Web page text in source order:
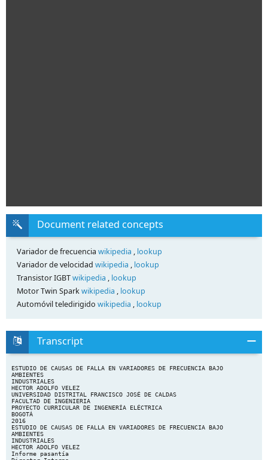
Document related concepts
Variador de frecuencia wikipedia , lookup
Variador de velocidad wikipedia , lookup
Transistor IGBTwikipedia , lookup
Motor Twin Sparkwikipedia , lookup
Automóvil teledirigido wikipedia , lookup
Transcript
ESTUDIO DE CAUSAS DE FALLA EN VARIADORES DE FRECUENCIA BAJO AMBIENTES INDUSTRIALES HECTOR ADOLFO VELEZ UNIVERSIDAD DISTRITAL FRANCISCO JOSÉ DE CALDAS FACULTAD DE INGENIERIA PROYECTO CURRICULAR DE INGENERÍA ELÉCTRICA BOGOTÁ 2016 ESTUDIO DE CAUSAS DE FALLA EN VARIADORES DE FRECUENCIA BAJO AMBIENTES INDUSTRIALES HECTOR ADOLFO VELEZ Informe pasantía Director Interno César Leonardo Trujillo Rodríguez Profesor Facultad de Ingeniería Universidad Distrital Director Externo Juan Carlos Molina Higuera FLT and Contracts Team Leader Rockwell Automation UNIVERSIDAD DISTRITAL FRANCISCO JOSÉ DE CALDAS FACULTAD DE INGENIERIA PROYECTO CURRICULAR DE INGENERÍA ELÉCTRICA BOGOTÁ 2016 INDICE 1. INTRODUCCION ..................................................................................................................................................... 5 2. ESTADO DE LA TECNICA ...................................................................................................................................... 6 3. 2.1. RECTIFICADOR DE 6 PULSOS ....................................................................................................... 7 2.2. RECTIFICADOR DE 18 PULSOS ..................................................................................................... 8 2.3. RECTIFICADOR PWM ...................................................................................................................... 9 2.4. TOPOLOGIAS DE INVERSORES .................................................................................................. 10 2.5. SISTEMAS DE MONTAJE .............................................................................................................. 10 2.6. TECNICAS DE CONTROL EN VARIADORES DE FRECUENCIA ................................................. 11 2.6.1. VOLTIOS/HERTZ ............................................................................................................................ 11 2.6.2. VECTOR DE FLUJO ....................................................................................................................... 11 2.7. INTERFAZ HUMANO MAQUINA .................................................................................................... 12 2.8. APLICACIONES DE LOS VARIADORES DE FRECUENCIA ......................................................... 13 DESARROLLO DEL ESTUDIO .............................................................................................................................. 15 3.1. MUESTRA ESTUDIADA ................................................................................................................. 15 3.2. PROBLEMAS EN LA CALIDAD DE ENERGIA ............................................................................... 16 3.3. PROBLEMAS DE FALLA A TIERRA............................................................................................... 18 3.3.1. COMO DIAGNOSTICAR UNA FALLA A TIERRA ........................................................................... 18 3.3.2. QUE PUEDE CAUSAR UNA FALLA A TIERRA ............................................................................. 18 3.3.3. CASOS ESTUDIADOS DE FALLA A TIERRA ................................................................................ 20 3.4. SUBTENSIONES (FALLA DE BAJO VOLTAJE)............................................................................. 23 3.4.1. CASOS ESTUDIADOS DE SUBTENSIONES ................................................................................ 24 3.5. SOBRETENSIONES ....................................................................................................................... 27 3.5.1. SOBRETENSIONES TRANSITORIAS A LA SALIDA DEL INVERSOR (dv/dt) .............................. 27 3.5.2. RESISTENCIAS DE FRENADO...................................................................................................... 28 3.5.3. CASOS ESTUDIADOS DE SOBRETENSION ................................................................................ 28 3.6. PROBLEMAS EN LOS COMPONENTES ELECTRONICOS DE POTENCIA ................................ 30 3.6.1. PRUEBAS EN SGCT ...................................................................................................................... 30 3.6.2. PRUEBAS EN SCR ......................................................................................................................... 31 3.6.3. CASOS ESTUDIADOS DE PROBLEMAS EN LOS ELEMENTOS ELECTRONICOS DE POTENCIA ...................................................................................................................................................... 32 3.7. ARMONICOS .................................................................................................................................. 33 3.8. PROBLEMAS EN LA CONFIGURACION DEL DRIVE ................................................................... 33 3.8.1. CONFIGURACION DEL TORQUE.................................................................................................. 33 3.8.2. CONFIGURACION DEL TIEMPO DE ARRANQUE ........................................................................ 35 3 4. 3.8.3. DRIVE FUNCIONANDO EN MODO SENSORLESS ...................................................................... 36 3.8.4. AUTOTUNE ..................................................................................................................................... 36 3.8.5. CASOS ESTUDIADOS DE PROBLEMAS EN LA CONFIGURACION DEL DRIVE ....................... 37 3.9. PROBLEMAS DE CONTAMINACION ............................................................................................ 38 3.10. CASOS ESTUDIADOS DE PROBLEMAS DE CONTAMINACION ................................................. 38 3.11. PUESTA A TIERRA EN VARIADORES DE FRECUENCIA............................................................ 39 3.12. TABLA RESUMEN .......................................................................................................................... 40 PASOS PARA DIAGNOSTICAR UNA FALLA ..................................................................................................... 42 4.1. BUCKUP DE LOS PARAMETROS DEL DRIVE E INSPECCION MECANICA. ............................. 42 4.2. INSPECCION DEL CABLEADO DEL MOTOR ............................................................................... 44 4.3. INSPECCION DE CABLEADO Y TERMINALES ............................................................................ 45 4.4. INSPECCION DE LAS TARJETAS Y CONEXIONES DEL DRIVE................................................. 47 4.5. REVISION DEL CODIGO DE FALLA DEL DRIVE Y DE LOS VALORES RECOMENDADOS POR EL FABRICANTE. .................................................................................................................................. 49 4.6. PASOS A SEGUIR EN CASO DE RUIDO ELECTRICO................................................................. 50 5. CONCLUSIONES ................................................................................................................................................... 51 6. REFERENCIAS ...................................................................................................................................................... 52 4 1. INTRODUCCION El rápido incremento en la utilización de nuevas tecnologías y técnicas de automatización en la industria ha traído consigo efectos en la cadena de producción y manufactura así como cambios en la red eléctrica, una de las grandes migraciones tecnológicas industriales de los últimos años está basada en el uso de variadores de frecuencia para el control de motores eléctricos, sus aplicaciones abarcan bombas, ventiladores, compresores, cintas trasportadoras, actuadores entre otros, volviéndose dispositivos indispensables para asegurar la continuidad de los procesos de fabricación [1]. Los Diseñadores, ingenieros de mantenimiento y administradores de las plantas deben tener en cuenta la sensibilidad de estos equipos a los disturbios de la calidad de la energía eléctrica y como estos problemas interactúan con los procesos que se llevan a cabo en sus plantas. Así, las fallas en los variadores de frecuencia resultan en paradas de planta, perdidas en la producción, desperdicio de material e intervenciones manuales y retrasos que se traducen en pérdidas económicas para las empresas manufactureras. Entre los disturbios del suministro de energía se encuentran las sobretensiones, subtensiones, transitorios, interrupciones, distorsión armónica y ruido [2] que pueden afectar seriamente el funcionamiento de los equipos. En el presente trabajo se determinan las causas más comunes por las cuales los variadores de frecuencia fallan desde el punto de vista de la calidad de la energía eléctrica, todo esto con los siguientes objetivos:  plantear posibles causas de mal funcionamiento en los variadores de frecuencia.  identificar los fallos recurrentes mediante el análisis de casos de estudio.  Formular soluciones preventivas a las fallas presentes en dichos dispositivos.  encontrar estrategias para la solución de problemas.  abordar los inconvenientes típicos causados por mala instalación y configuración de variadores de frecuencia. 5 2. ESTADO DE LA TECNICA Un Variador de Frecuencia (VDF) es un dispositivo eléctrico de alta eficiencia capaz de proveer el ajuste continuo de la velocidad en aplicaciones con motores eléctricos en baja y media tensión. Los dos elementos básicos que lo componen son el controlador de frecuencia ajustable, y la estación de control para la entrada de parámetros por parte del operador, en la figura 1, se presenta un variador de frecuencia de media tensión [3]. Figura 1) variador de frecuencia de media tensión El controlador de frecuencia ajustable es la unidad de conversión de potencia basado en elementos de estado sólido la cual recibe un voltaje trifásico a 60 Hz y provee potencia al motor con frecuencia variable, además de regular la salida de vo